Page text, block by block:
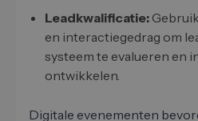
Leadkwalificatie:
en interactiegedrag om
systeem te evalueren en
ontwikkelen.
Digitale evenementen